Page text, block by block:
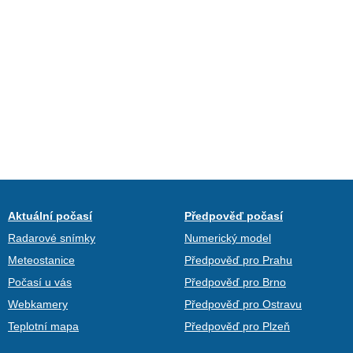
Aktuální počasí
Radarové snímky
Meteostanice
Počasí u vás
Webkamery
Teplotní mapa
Předpověď počasí
Numerický model
Předpověď pro Prahu
Předpověď pro Brno
Předpověď pro Ostravu
Předpověď pro Plzeň